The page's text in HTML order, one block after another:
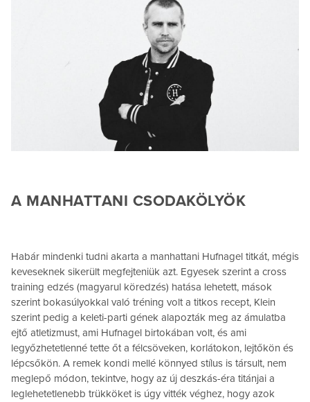
A MANHATTANI CSODAKÖLYÖK
Habár mindenki tudni akarta a manhattani Hufnagel titkát, mégis
keveseknek sikerült megfejteniük azt. Egyesek szerint a cross
training edzés (magyarul köredzés) hatása lehetett, mások
szerint bokasúlyokkal való tréning volt a titkos recept, Klein
szerint pedig a keleti-parti gének alapozták meg az ámulatba
ejtő atletizmust, ami Hufnagel birtokában volt, és ami
legyőzhetetlenné tette őt a félcsöveken, korlátokon, lejtőkön és
lépcsőkön. A remek kondi mellé könnyed stílus is társult, nem
meglepő módon, tekintve, hogy az új deszkás-éra titánjai a
leglehetetlenebb trükköket is úgy vitték véghez, hogy azok